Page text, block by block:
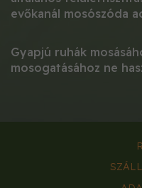
evőkanál mosószóda
Gyapjú ruhák
mosogatásához ne